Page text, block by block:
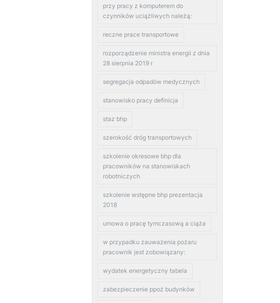
przy pracy z komputerem do
czynników uciążliwych należą:
reczne prace transportowe
rozporządzenie ministra energii z dnia
28 sierpnia 2019 r
segregacja odpadów medycznych
stanowisko pracy definicja
staz bhp
szerokość dróg transportowych
szkolenie okresowe bhp dla
pracowników na stanowiskach
robotniczych
szkolenie wstępne bhp prezentacja
2018
umowa o pracę tymczasową a ciąża
w przypadku zauważenia pożaru
pracownik jest zobowiązany:
wydatek energetyczny tabela
zabezpieczenie ppoż budynków